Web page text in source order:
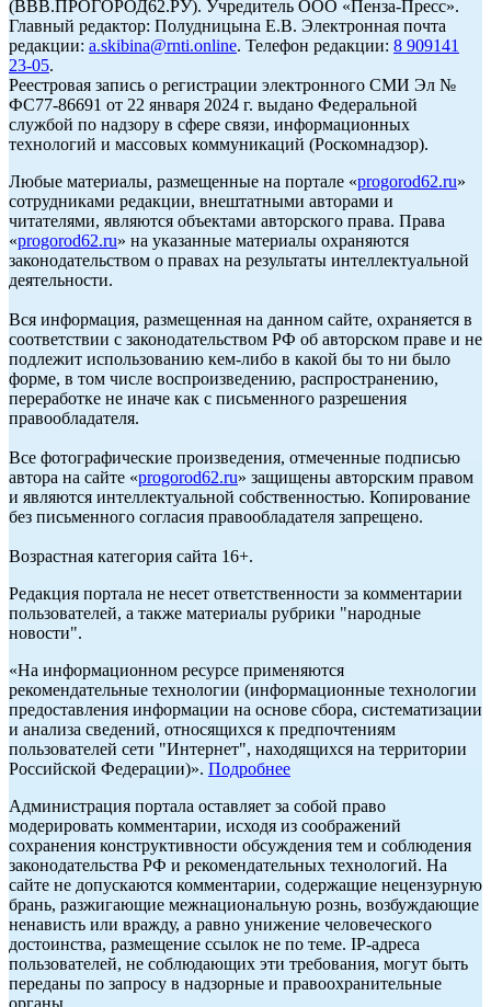
(ВВВ.ПРОГОРОД62.РУ). Учредитель ООО «Пенза-Пресс».
Главный редактор: Полудницына Е.В. Электронная почта
редакции: a.skibina@rnti.online. Телефон редакции: 8 909141
23-05.
Реестровая запись о регистрации электронного СМИ Эл №
ФС77-86691 от 22 января 2024 г. выдано Федеральной
службой по надзору в сфере связи, информационных
технологий и массовых коммуникаций (Роскомнадзор).
Любые материалы, размещенные на портале «progorod62.ru»
сотрудниками редакции, внештатными авторами и
читателями, являются объектами авторского права. Права
«progorod62.ru» на указанные материалы охраняются
законодательством о правах на результаты интеллектуальной
деятельности.
Вся информация, размещенная на данном сайте, охраняется в
соответствии с законодательством РФ об авторском праве и не
подлежит использованию кем-либо в какой бы то ни было
форме, в том числе воспроизведению, распространению,
переработке не иначе как с письменного разрешения
правообладателя.
Все фотографические произведения, отмеченные подписью
автора на сайте «progorod62.ru» защищены авторским правом
и являются интеллектуальной собственностью. Копирование
без письменного согласия правообладателя запрещено.
Возрастная категория сайта 16+.
Редакция портала не несет ответственности за комментарии
пользователей, а также материалы рубрики "народные
новости".
«На информационном ресурсе применяются
рекомендательные технологии (информационные технологии
предоставления информации на основе сбора, систематизации
и анализа сведений, относящихся к предпочтениям
пользователей сети "Интернет", находящихся на территории
Российской Федерации)». Подробнее
Администрация портала оставляет за собой право
модерировать комментарии, исходя из соображений
сохранения конструктивности обсуждения тем и соблюдения
законодательства РФ и рекомендательных технологий. На
сайте не допускаются комментарии, содержащие нецензурную
брань, разжигающие межнациональную рознь, возбуждающие
ненависть или вражду, а равно унижение человеческого
достоинства, размещение ссылок не по теме. IP-адреса
пользователей, не соблюдающих эти требования, могут быть
переданы по запросу в надзорные и правоохранительные